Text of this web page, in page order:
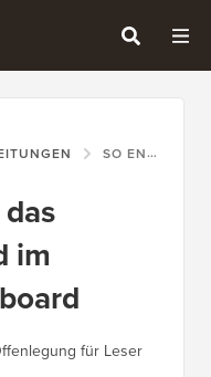
SO ENTFERNEN SIE DAS WILLKOMMENSFELD IM WORDPRESS-DASHBOARD
im
für Leser